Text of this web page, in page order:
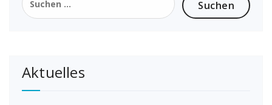
nach:
Aktuelles